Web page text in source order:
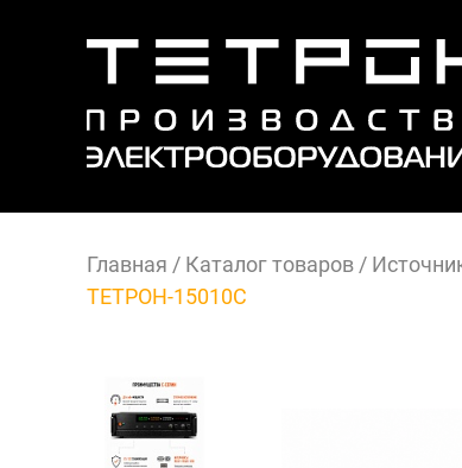
Главная / Каталог товаров/
ТЕТРОН-15010С